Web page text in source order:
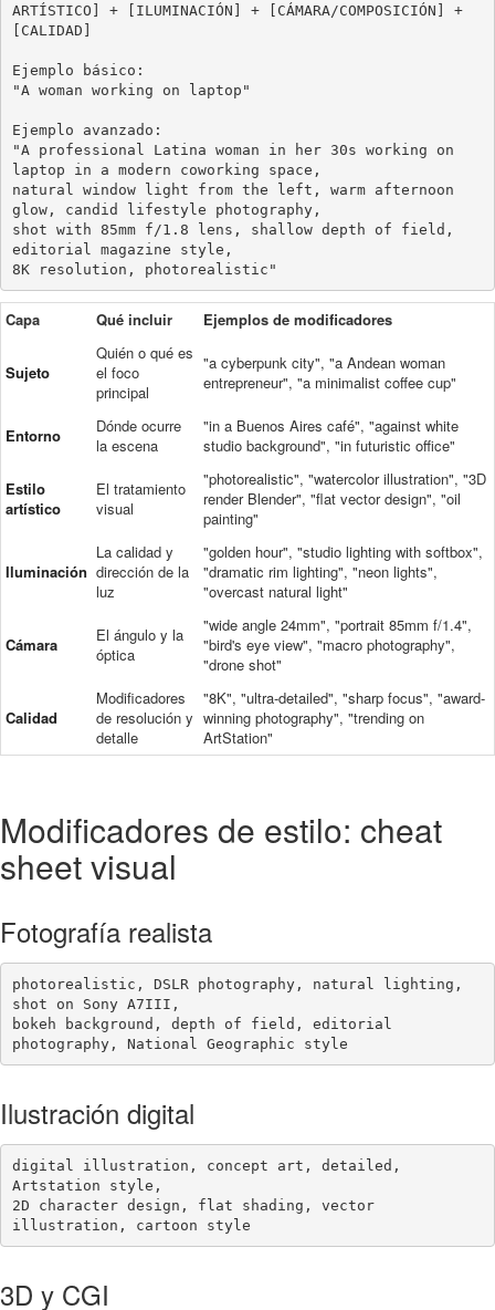
ARTÍSTICO] + [ILUMINACIÓN] + [CÁMARA/COMPOSICIÓN] +
[CALIDAD]
Ejemplo básico:
"A woman working on laptop"
Ejemplo avanzado:
"A professional Latina woman in her 30s working on
laptop in a modern coworking space,
natural window light from the left, warm afternoon
glow, candid lifestyle photography,
shot with 85mm f/1.8 lens, shallow depth of field,
editorial magazine style,
8K resolution, photorealistic"
Capa Qué incluir Ejemplos de modificadores
Sujeto
Quién o qué es
el foco
principal
"a cyberpunk city", "a Andean woman
entrepreneur", "a minimalist coffee cup"
Entorno
Dónde ocurre
la escena
"in a Buenos Aires café", "against white
studio background", "in futuristic office"
Estilo
artístico
El tratamiento
visual
"photorealistic", "watercolor illustration", "3D
render Blender", "flat vector design", "oil
painting"
Iluminación
La calidad y
dirección de la
luz
"golden hour", "studio lighting with softbox",
"dramatic rim lighting", "neon lights",
"overcast natural light"
Cámara
El ángulo y la
óptica
"wide angle 24mm", "portrait 85mm f/1.4",
"bird's eye view", "macro photography",
"drone shot"
Calidad
Modificadores
de resolución y
detalle
"8K", "ultra-detailed", "sharp focus", "award-
winning photography", "trending on
ArtStation"
Modificadores de estilo: cheat
sheet visual
Fotografía realista
photorealistic, DSLR photography, natural lighting,
shot on Sony A7III,
bokeh background, depth of field, editorial
photography, National Geographic style
Ilustración digital
digital illustration, concept art, detailed,
Artstation style,
2D character design, flat shading, vector
illustration, cartoon style
3D y CGI